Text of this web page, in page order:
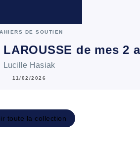
DE SOUTIEN
de mes 2
Lucille Hasiak
11/02/2026
toute la collection